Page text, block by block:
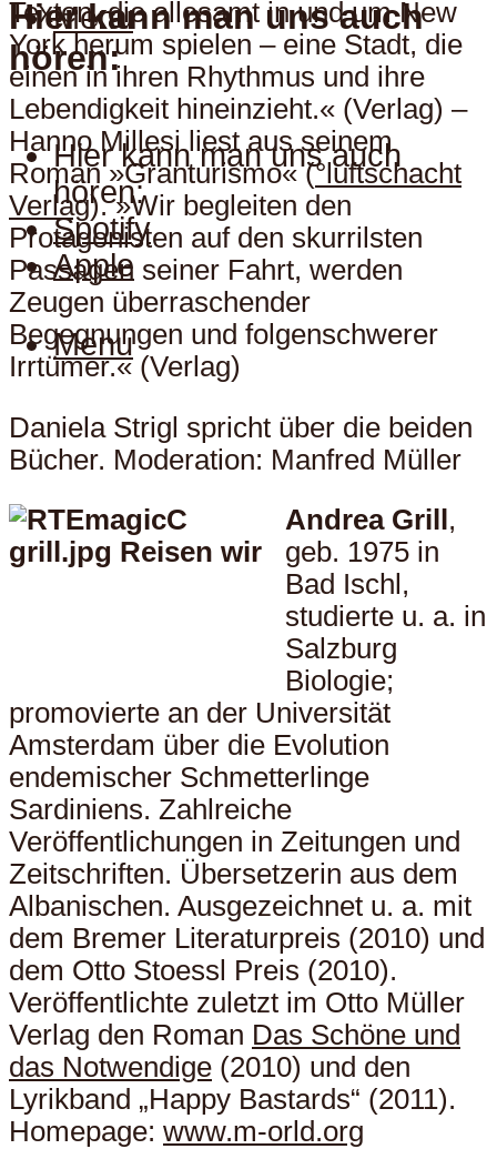
Menu
Hier kann man uns auch
hören:
Hier kann man uns auch
hören:
Spotify
Apple
Menu
Texten, die allesamt in und um New
York herum spielen – eine Stadt, die
einen in ihren Rhythmus und ihre
Lebendigkeit hineinzieht.« (Verlag) –
Hanno Millesi liest aus seinem
Roman »Granturismo« (°luftschacht
Verlag). »Wir begleiten den
Protagonisten auf den skurrilsten
Passagen seiner Fahrt, werden
Zeugen überraschender
Begegnungen und folgenschwerer
Irrtümer.« (Verlag)
Daniela Strigl spricht über die beiden
Bücher. Moderation: Manfred Müller
Andrea Grill ,
geb. 1975 in
Bad Ischl,
studierte u. a. in
Salzburg
Biologie;
promovierte an der Universität
Amsterdam über die Evolution
endemischer Schmetterlinge
Sardiniens. Zahlreiche
Veröffentlichungen in Zeitungen und
Zeitschriften. Übersetzerin aus dem
Albanischen. Ausgezeichnet u. a. mit
dem Bremer Literaturpreis (2010) und
dem Otto Stoessl Preis (2010).
Veröffentlichte zuletzt im Otto Müller
Verlag den Roman Das Schöne und
das Notwendige (2010) und den
Lyrikband „Happy Bastards“ (2011).
Homepage: www.m-orld.org